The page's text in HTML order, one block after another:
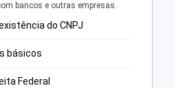
bancos e outras empresas.
do CNPJ
básicos
Federal